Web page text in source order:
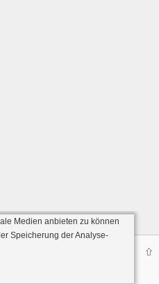
Medien anbieten zu können
Speicherung der Analyse-